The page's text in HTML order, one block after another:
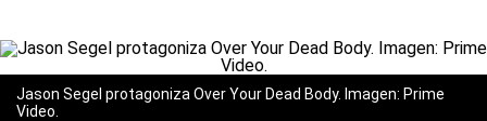
Jason Segel protagoniza Over Your Dead Body. Imagen: Prime
Video.